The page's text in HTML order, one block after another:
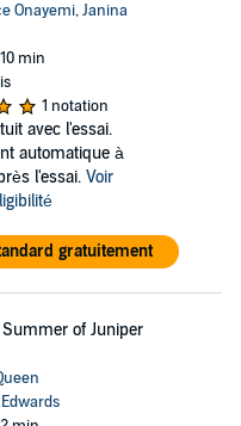
Onayemi,Janina
min
1 notation
avec l'essai.
automatique à
l'essai. Voir
gratuitement
of Juniper